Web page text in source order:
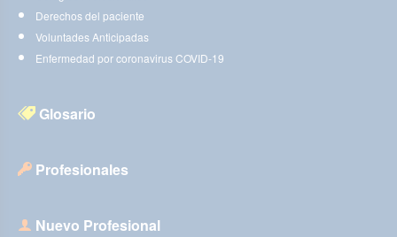
Derechos del paciente
Voluntades Anticipadas
Enfermedad por coronavirus COVID-19
Glosario
Profesionales
Nuevo Profesional